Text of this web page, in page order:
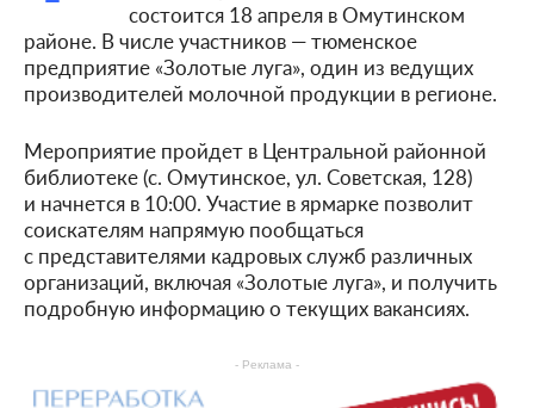
состоится 18 апреля в Омутинском
районе. В числе участников — тюменское
предприятие «Золотые луга», один из ведущих
производителей молочной продукции в регионе.
Мероприятие пройдет в Центральной районной
библиотеке (с. Омутинское, ул. Советская, 128)
и начнется в 10:00. Участие в ярмарке позволит
соискателям напрямую пообщаться
с представителями кадровых служб различных
организаций, включая «Золотые луга», и получить
подробную информацию о текущих вакансиях.
- Реклама -